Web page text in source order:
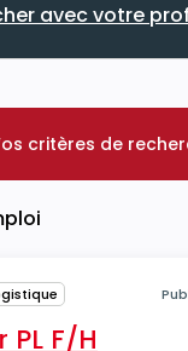
avec votre
Vos
critères de
F/H